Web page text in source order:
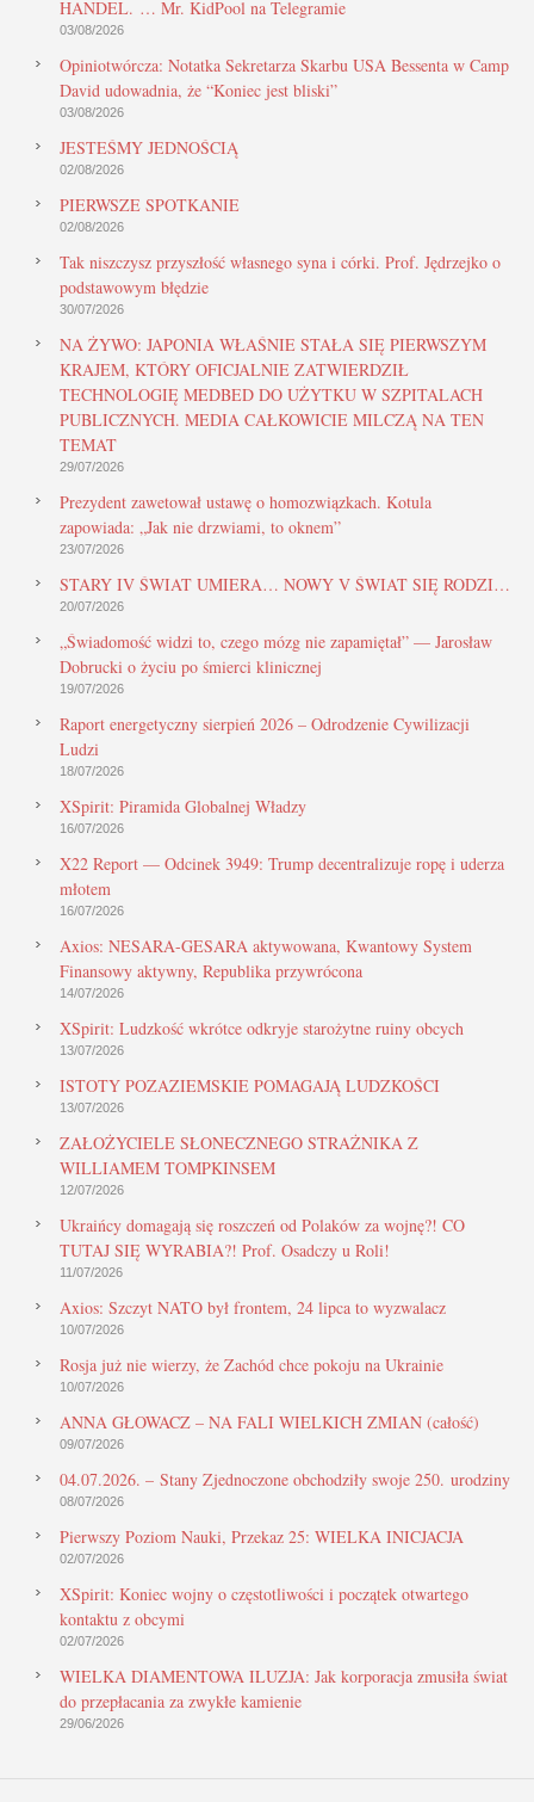
HANDEL. … Mr. KidPool na Telegramie
03/08/2026
Opiniotwórcza: Notatka Sekretarza Skarbu USA Bessenta w Camp
David udowadnia, że “Koniec jest bliski”
03/08/2026
JESTEŚMY JEDNOŚCIĄ
02/08/2026
PIERWSZE SPOTKANIE
02/08/2026
Tak niszczysz przyszłość własnego syna i córki. Prof. Jędrzejko o
podstawowym błędzie
30/07/2026
NA ŻYWO: JAPONIA WŁAŚNIE STAŁA SIĘ PIERWSZYM
KRAJEM, KTÓRY OFICJALNIE ZATWIERDZIŁ
TECHNOLOGIĘ MEDBED DO UŻYTKU W SZPITALACH
PUBLICZNYCH. MEDIA CAŁKOWICIE MILCZĄ NA TEN
TEMAT
29/07/2026
Prezydent zawetował ustawę o homozwiązkach. Kotula
zapowiada: „Jak nie drzwiami, to oknem”
23/07/2026
STARY IV ŚWIAT UMIERA… NOWY V ŚWIAT SIĘ RODZI…
20/07/2026
„Świadomość widzi to, czego mózg nie zapamiętał” — Jarosław
Dobrucki o życiu po śmierci klinicznej
19/07/2026
Raport energetyczny sierpień 2026 – Odrodzenie Cywilizacji
Ludzi
18/07/2026
XSpirit: Piramida Globalnej Władzy
16/07/2026
X22 Report — Odcinek 3949: Trump decentralizuje ropę i uderza
młotem
16/07/2026
Axios: NESARA-GESARA aktywowana, Kwantowy System
Finansowy aktywny, Republika przywrócona
14/07/2026
XSpirit: Ludzkość wkrótce odkryje starożytne ruiny obcych
13/07/2026
ISTOTY POZAZIEMSKIE POMAGAJĄ LUDZKOŚCI
13/07/2026
ZAŁOŻYCIELE SŁONECZNEGO STRAŻNIKA Z
WILLIAMEM TOMPKINSEM
12/07/2026
Ukraińcy domagają się roszczeń od Polaków za wojnę?! CO
TUTAJ SIĘ WYRABIA?! Prof. Osadczy u Roli!
11/07/2026
Axios: Szczyt NATO był frontem, 24 lipca to wyzwalacz
10/07/2026
Rosja już nie wierzy, że Zachód chce pokoju na Ukrainie
10/07/2026
ANNA GŁOWACZ – NA FALI WIELKICH ZMIAN (całość)
09/07/2026
04.07.2026. – Stany Zjednoczone obchodziły swoje 250. urodziny
08/07/2026
Pierwszy Poziom Nauki, Przekaz 25: WIELKA INICJACJA
02/07/2026
XSpirit: Koniec wojny o częstotliwości i początek otwartego
kontaktu z obcymi
02/07/2026
WIELKA DIAMENTOWA ILUZJA: Jak korporacja zmusiła świat
do przepłacania za zwykłe kamienie
29/06/2026